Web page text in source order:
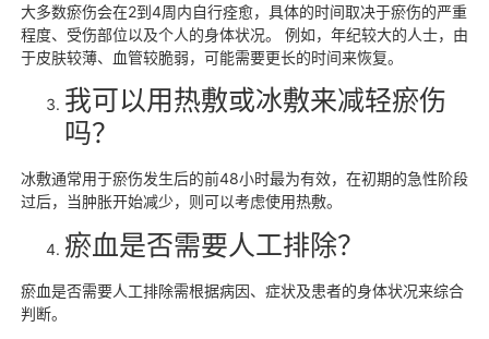
大多数瘀伤会在2到4周内自行痊愈，具体的时间取决于瘀伤的严重
程度、受伤部位以及个人的身体状况。 例如，年纪较大的人士，由
于皮肤较薄、血管较脆弱，可能需要更长的时间来恢复。
我可以用热敷或冰敷来减轻瘀伤
吗？
冰敷通常用于瘀伤发生后的前48小时最为有效，在初期的急性阶段
过后，当肿胀开始减少，则可以考虑使用热敷。
瘀血是否需要人工排除？
瘀血是否需要人工排除需根据病因、症状及患者的身体状况来综合
判断。